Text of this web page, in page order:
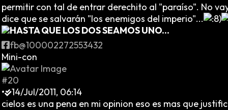
permitir con tal de entrar derechito al "paraíso". No
dice que se salvarán "los enemigos del imperio"...
HASTA QUE LOS DOS SEAMOS UNO...
fb@100002272553432
Mini-con
#20
•
14/Jul/2011, 06:14
cielos es una pena en mi opinion eso es mas que